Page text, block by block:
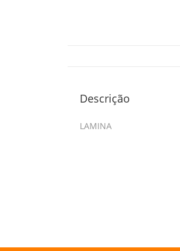
Descrição
LAMINA